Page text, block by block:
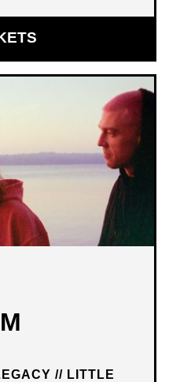
OPENT
IN
VENSTER
// LITTLE